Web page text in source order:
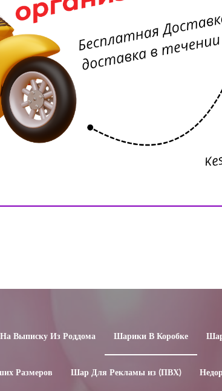
Выписку Из Роддома Шарики В Коробке
Размеров Шар Для Рекламы из (ПВХ)